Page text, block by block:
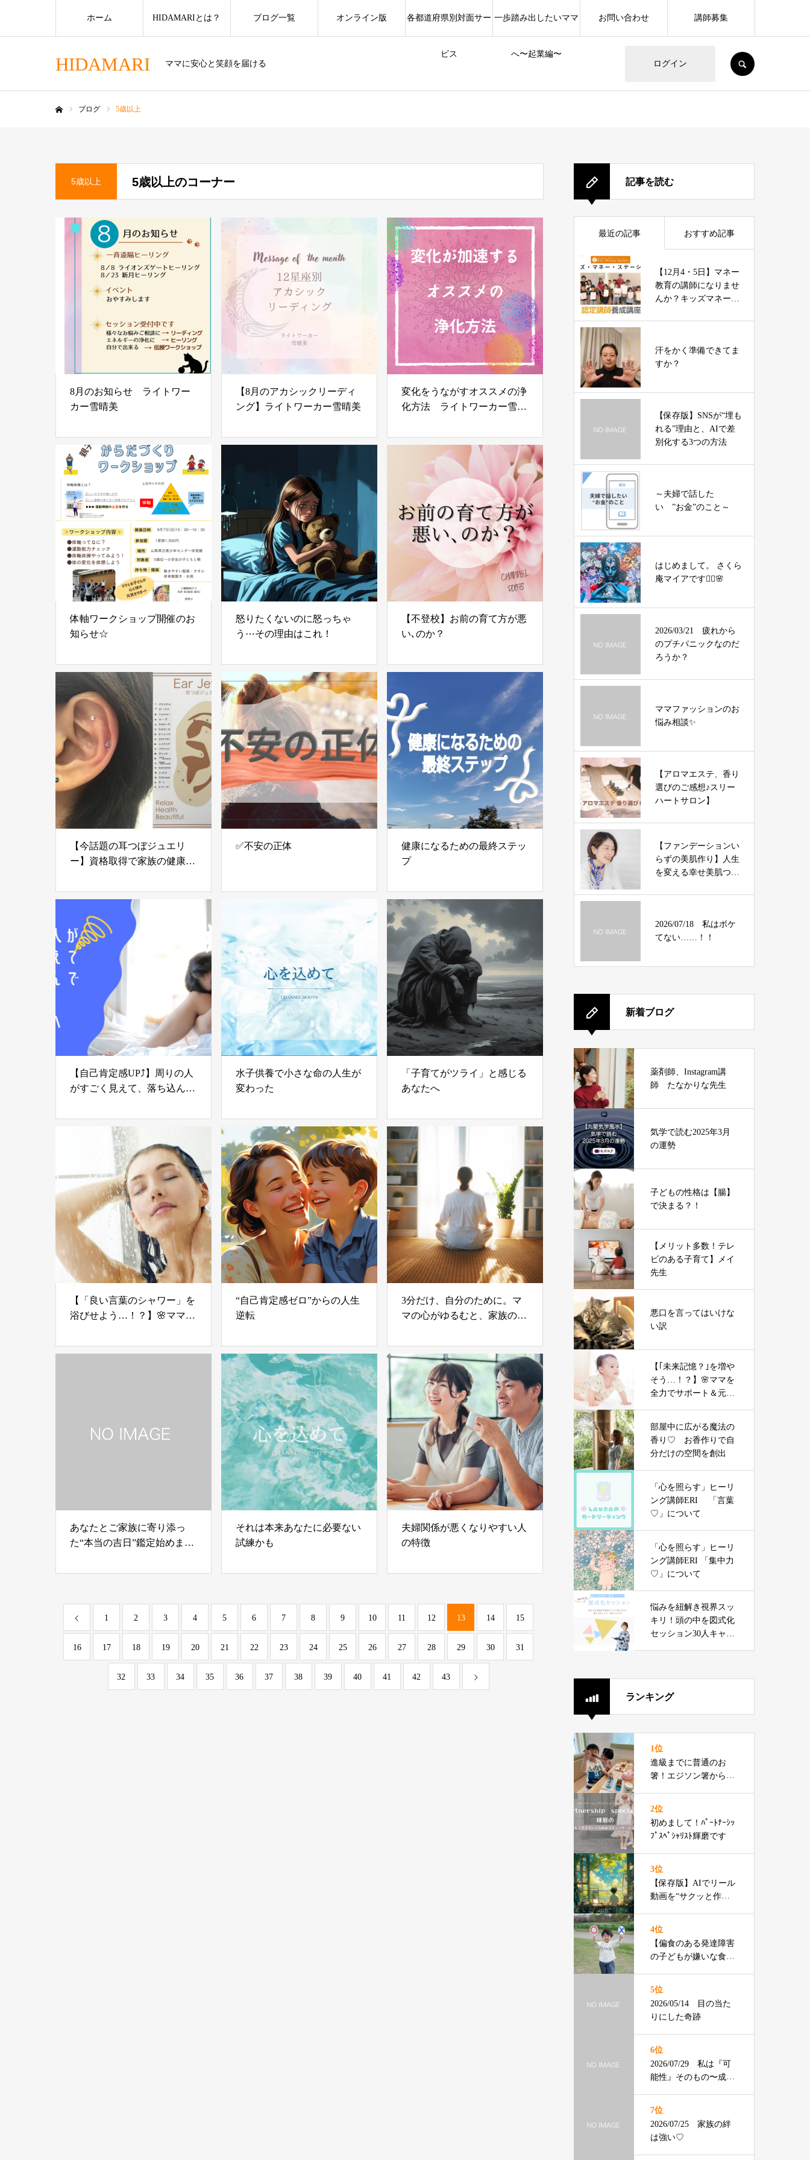
HIDAMARI ママに安心と笑顔を届ける ログイン
SEARCH
ホーム HIDAMARIとは？ ブログ一覧 オンライン版 各都道府県別対面サー
ビス
一歩踏み出したいママ
へ〜起業編〜
お問い合わせ 講師募集
ブログ 5歳以上
5歳以上 5歳以上のコーナー
8月のお知らせ ライトワー
カー雪晴美
【8月のアカシックリーディ
ング】ライトワーカー雪晴美
変化をうながすオススメの浄
化方法 ライトワーカー雪晴
体軸ワークショップ開催のお
知らせ☆
怒りたくないのに怒っちゃ
う⋯その理由はこれ！
【不登校】お前の育て方が悪
い､のか？
【今話題の耳つぼジュエリ
ー】資格取得で家族の健康・
✅不安の正体
健康になるための最終ステッ
プ
【自己肯定感UP⤴】周りの人
がすごく見えて、落ち込んで
水子供養で小さな命の人生が
変わった
「子育てがツライ」と感じる
あなたへ
【「良い言葉のシャワー」を
浴びせよう…！？】🌸ママを
「やる気」不要の氣力パワー
“自己肯定感ゼロ”からの人生
逆転
3分だけ、自分のために。マ
マの心がゆるむと、家族の空
あなたとご家族に寄り添っ
た“本当の吉日”鑑定始めまし
それは本来あなたに必要ない
試練かも
夫婦関係が悪くなりやすい人
の特徴
1 2 3 4 5 6 7 8 9 10 11 12 13 14 15
16 17 18 19 20 21 22 23 24 25 26 27 28 29 30 31
32 33 34 35 36 37 38 39 40 41 42 43
記事を読む
最近の記事 おすすめ記事
【12月4・5日】マネー
教育の講師になりませ
んか？キッズマネース
汗をかく準備できてま
すか？
【保存版】SNSが“埋も
れる”理由と、AIで差
別化する3つの方法
～夫婦で話した
い ”お金”のこと～
はじめまして。 さくら
庵マイアです🧝‍♀️🌸
2026/03/21 疲れから
のプチパニックなのだ
ろうか？
ママファッションのお
悩み相談✨
【アロマエステ、香り
選びのご感想♪スリー
ハートサロン】
【ファンデーションい
らずの美肌作り】人生
を変える幸せ美肌つく
2026/07/18 私はボケ
てない……！！
新着ブログ
薬剤師、Instagram講
師 たなかりな先生
気学で読む2025年3月
の運勢
子どもの性格は【腸】
で決まる？！
【メリット多数！テレ
ビのある子育て】メイ
先生
悪口を言ってはいけな
い訳
【｢未来記憶？｣を増や
そう…！？】🌸ママを
全力でサポート＆元気
ーチング
部屋中に広がる魔法の
香り♡ お香作りで自
分だけの空間を創出
「心を照らす」ヒーリ
ング講師ERI 「言葉
♡」について
「心を照らす」ヒーリ
ング講師ERI 「集中力
♡」について
悩みを紐解き視界スッ
キリ！頭の中を図式化
セッション30人キャン
ランキング
1位
進級までに普通のお
箸！エジソン箸からの
2位
初めまして！ﾊﾟｰﾄﾅｰｼｯ
ﾌﾟｽﾍﾟｼｬﾘｽﾄ輝磨です
3位
【保存版】AIでリール
動画を“サクッと作る”3
4位
【偏食のある発達障害
の子どもが嫌いな食べ
5位
2026/05/14 目の当た
りにした奇跡
6位
2026/07/29 私は『可
能性』そのもの〜成年
7位
2026/07/25 家族の絆
は強い♡